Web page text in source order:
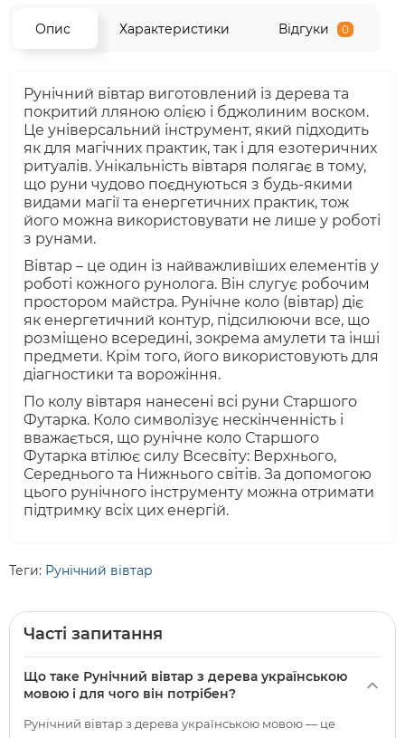
Опис Характеристики Відгуки 0
Рунічний вівтар виготовлений із дерева та
покритий лляною олією і бджолиним воском.
Це універсальний інструмент, який підходить
як для магічних практик, так і для езотеричних
ритуалів. Унікальність вівтаря полягає в тому,
що руни чудово поєднуються з будь-якими
видами магії та енергетичних практик, тож
його можна використовувати не лише у роботі
з рунами.
Вівтар – це один із найважливіших елементів у
роботі кожного рунолога. Він слугує робочим
простором майстра. Рунічне коло (вівтар) діє
як енергетичний контур, підсилюючи все, що
розміщено всередині, зокрема амулети та інші
предмети. Крім того, його використовують для
діагностики та ворожіння.
По колу вівтаря нанесені всі руни Старшого
Футарка. Коло символізує нескінченність і
вважається, що рунічне коло Старшого
Футарка втілює силу Всесвіту: Верхнього,
Середнього та Нижнього світів. За допомогою
цього рунічного інструменту можна отримати
підтримку всіх цих енергій.
Теги: Рунічний вівтар
Часті запитання
Що таке Рунічний вівтар з дерева українською
мовою і для чого він потрібен?
Рунічний вівтар з дерева українською мовою — це